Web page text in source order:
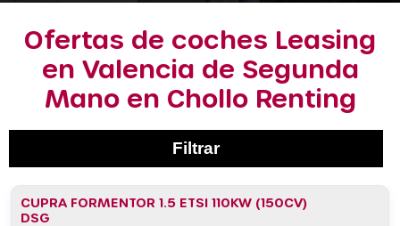
Ofertas de coches Leasing
en Valencia de Segunda
Mano en Chollo Renting
Filtrar
CUPRA FORMENTOR 1.5 ETSI 110KW (150CV)
DSG